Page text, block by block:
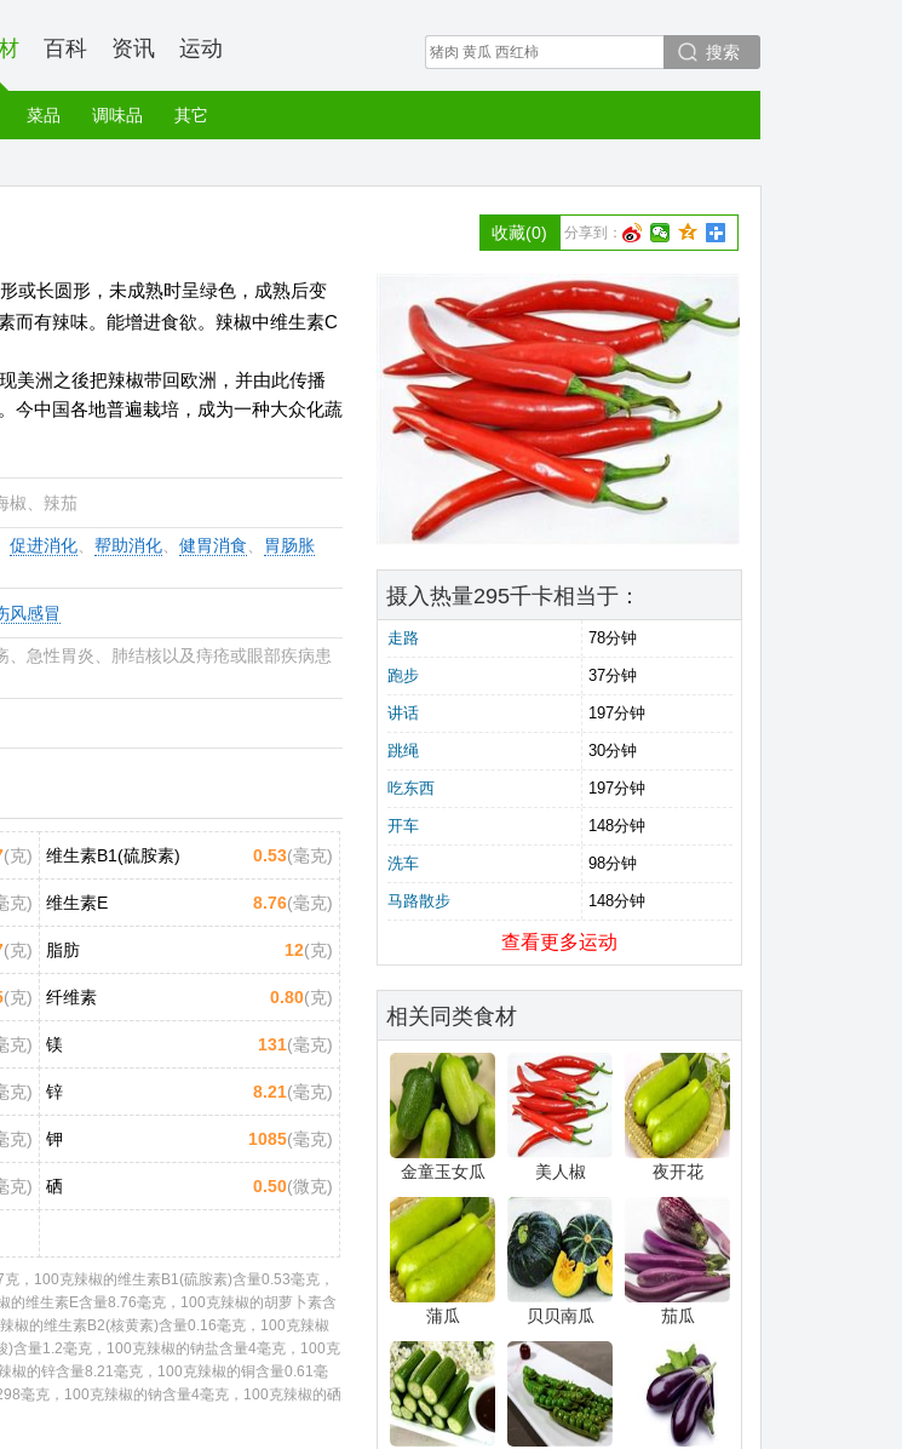
搜索
百科 资讯 运动
菜品 调味品 其它
分享到：
收藏(0)
或长圆形，未成熟时呈绿色，成熟后变
而有辣味。能增进食欲。辣椒中维生素C
美洲之後把辣椒带回欧洲，并由此传播
今中国各地普遍栽培，成为一种大众化蔬
椒、辣茄
促进消化 帮助消化 健胃消食
胃肠胀
风感冒
急性胃炎、肺结核以及痔疮或眼部疾病患
(克) 维生素B1(硫胺素) 0.53(毫克)
克) 维生素E 8.76(毫克)
(克) 脂肪 12(克)
(克) 纤维素 0.80(克)
克) 镁 131(毫克)
克) 锌 8.21(毫克)
克) 钾 1085(毫克)
克) 硒 0.50(微克)
，100克辣椒的维生素B1(硫胺素)含量0.53毫克，
维生素E含量8.76毫克，100克辣椒的胡萝卜素含
椒的维生素B2(核黄素)含量0.16毫克，100克辣椒
含量1.2毫克，100克辣椒的钠盐含量4毫克，100克
椒的锌含量8.21毫克，100克辣椒的铜含量0.61毫
毫克，100克辣椒的钠含量4毫克，100克辣椒的硒
摄入热量295千卡相当于：
走路 78分钟
跑步 37分钟
讲话 197分钟
跳绳 30分钟
吃东西 197分钟
开车 148分钟
洗车 98分钟
马路散步 148分钟
查看更多运动
相关同类食材
金童玉女瓜 美人椒 夜开花
蒲瓜 贝贝南瓜 茄瓜